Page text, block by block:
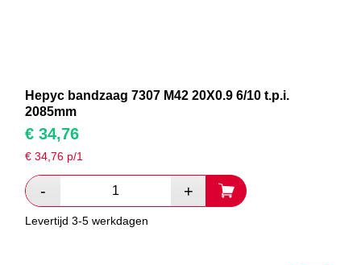
Hepyc bandzaag 7307 M42 20X0.9 6/10 t.p.i.
2085mm
€ 34,76
€34,76 p/1
Levertijd 3-5 werkdagen